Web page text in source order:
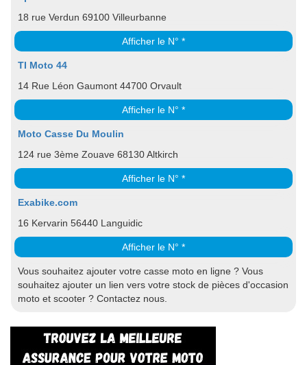
18 rue Verdun 69100 Villeurbanne
Afficher le N° *
TI Moto 44
14 Rue Léon Gaumont 44700 Orvault
Afficher le N° *
Moto Casse Du Moulin
124 rue 3ème Zouave 68130 Altkirch
Afficher le N° *
Exabike.com
16 Kervarin 56440 Languidic
Afficher le N° *
Vous souhaitez ajouter votre casse moto en ligne ? Vous
souhaitez ajouter un lien vers votre stock de pièces d'occasion
moto et scooter ? Contactez nous.